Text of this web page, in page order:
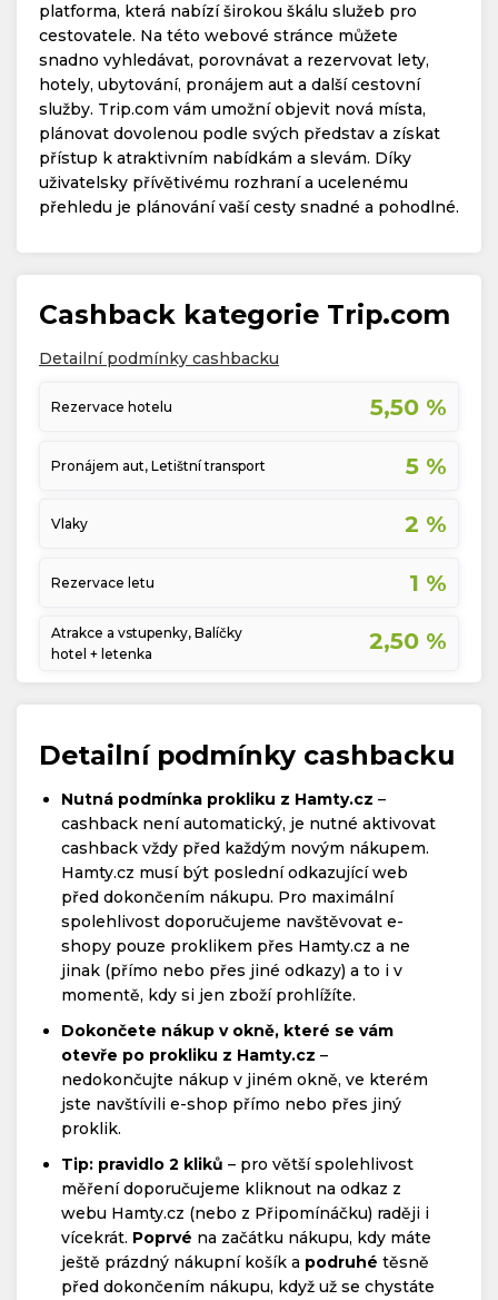
Copyright © 2019 - 2026. Všechna práva vyhrazena.
platforma, která nabízí širokou škálu služeb pro
cestovatele. Na této webové stránce můžete
snadno vyhledávat, porovnávat a rezervovat lety,
hotely, ubytování, pronájem aut a další cestovní
služby. Trip.com vám umožní objevit nová místa,
plánovat dovolenou podle svých představ a získat
přístup k atraktivním nabídkám a slevám. Díky
uživatelsky přívětivému rozhraní a ucelenému
přehledu je plánování vaší cesty snadné a pohodlné.
Cashback kategorie Trip.com
Detailní podmínky cashbacku
Rezervace hotelu 5,50 %
Pronájem aut, Letištní transport 5 %
Vlaky 2 %
Rezervace letu 1 %
Atrakce a vstupenky, Balíčky
hotel + letenka
2,50 %
Detailní podmínky cashbacku
Nutná podmínka prokliku z Hamty.cz –
cashback není automatický, je nutné aktivovat
cashback vždy před každým novým nákupem.
Hamty.cz musí být poslední odkazující web
před dokončením nákupu. Pro maximální
spolehlivost doporučujeme navštěvovat e-
shopy pouze proklikem přes Hamty.cz a ne
jinak (přímo nebo přes jiné odkazy) a to i v
momentě, kdy si jen zboží prohlížíte.
Dokončete nákup v okně, které se vám
otevře po prokliku z Hamty.cz –
nedokončujte nákup v jiném okně, ve kterém
jste navštívili e-shop přímo nebo přes jiný
proklik.
Tip: pravidlo 2 kliků – pro větší spolehlivost
měření doporučujeme kliknout na odkaz z
webu Hamty.cz (nebo z Připomínáčku) raději i
vícekrát. Poprvé na začátku nákupu, kdy máte
ještě prázdný nákupní košík a podruhé těsně
před dokončením nákupu, když už se chystáte